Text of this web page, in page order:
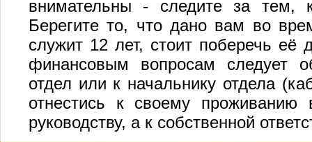
внимательны - следите за тем,
Берегите то, что дано вам во
служит 12 лет, стоит поберечь
финансовым вопросам следует
отдел или к начальнику отдела
отнестись к своему
руководству, а к собственной